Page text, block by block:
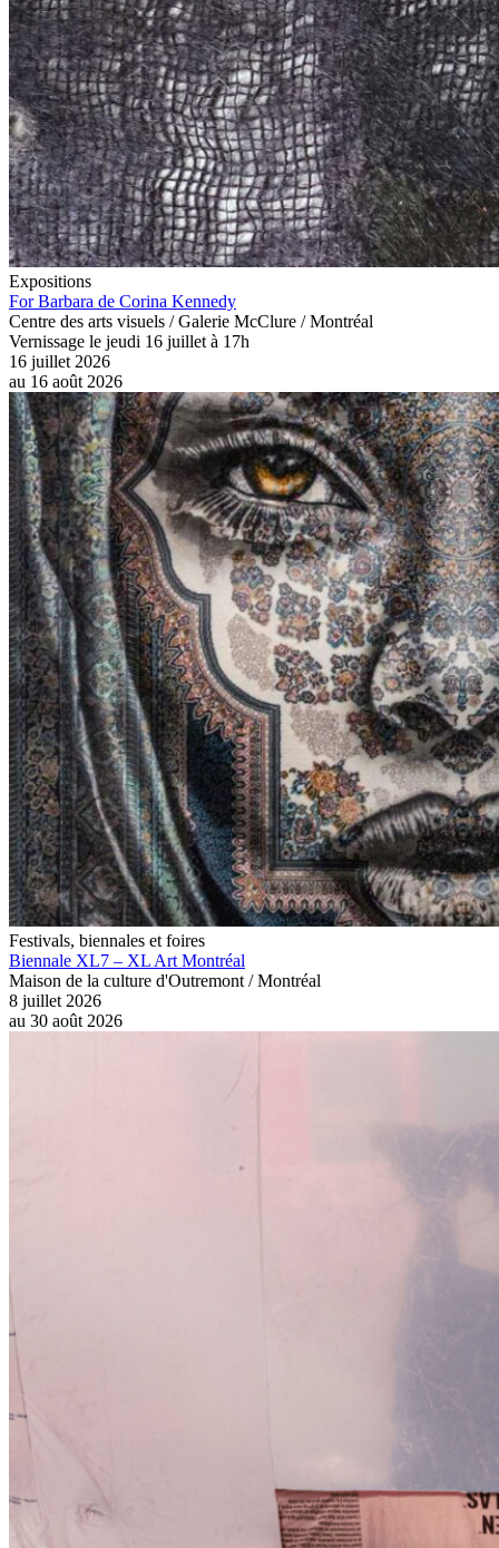
Expositions
For Barbara de Corina Kennedy
Centre des arts visuels / Galerie McClure / Montréal
Vernissage le jeudi 16 juillet à 17h
16 juillet 2026
au 16 août 2026
Festivals, biennales et foires
Biennale XL7 – XL Art Montréal
Maison de la culture d'Outremont / Montréal
8 juillet 2026
au 30 août 2026